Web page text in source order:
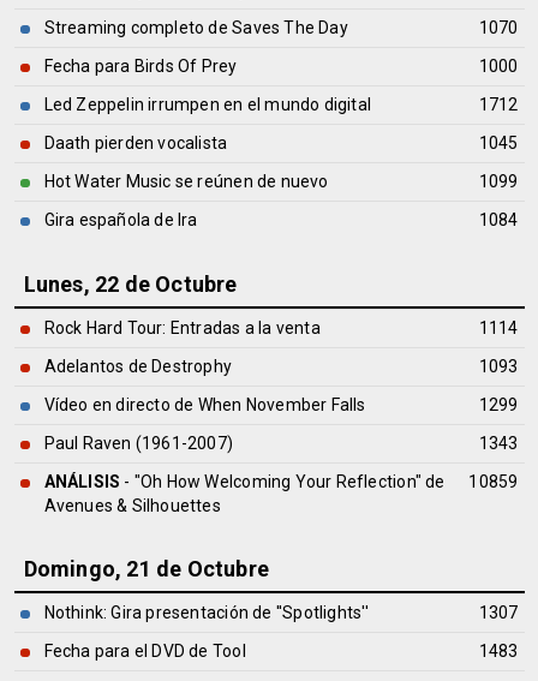
Streaming completo de Saves The Day
1070
Fecha para Birds Of Prey
1000
Led Zeppelin irrumpen en el mundo digital
1712
Daath pierden vocalista
1045
Hot Water Music se reúnen de nuevo
1099
Gira española de Ira
1084
Lunes, 22 de Octubre
Rock Hard Tour: Entradas a la venta
1114
Adelantos de Destrophy
1093
Vídeo en directo de When November Falls
1299
Paul Raven (1961-2007)
1343
ANÁLISIS - "Oh How Welcoming Your Reflection" de
Avenues & Silhouettes
10859
Domingo, 21 de Octubre
Nothink: Gira presentación de ''Spotlights''
1307
Fecha para el DVD de Tool
1483